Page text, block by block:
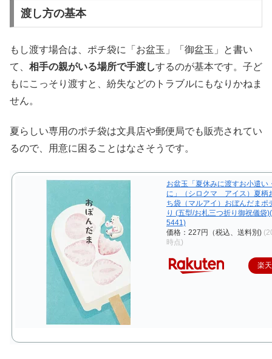
渡し方の基本
もし渡す場合は、ポチ袋に「お盆玉」「御盆玉」と書い
て、 相手の親がいる場所で手渡しするのが基本です。子ど
もにこっそり渡すと、紛失などのトラブルにもなりかねま
せん。
夏らしい専用のポチ袋は文具店や郵便局でも販売されてい
るので、用意に困ることはなさそうです。
お盆玉「夏休みに渡すお小遣い
に」（シロクマ アイス）夏柄
ち袋（マルアイ）おぼんだまポ
り (五型/お札三つ折り御祝儀袋
5441)
価格：227円（税込、送料別)
時点)
楽